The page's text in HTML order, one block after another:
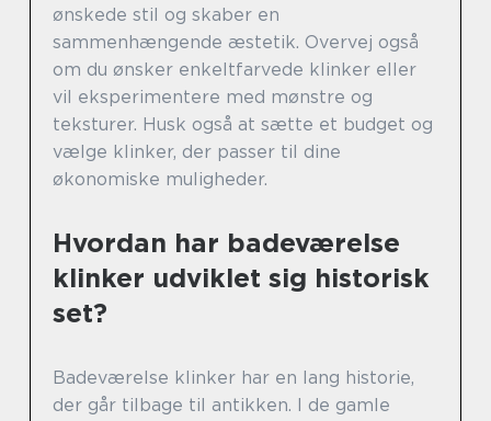
ønskede stil og skaber en
sammenhængende æstetik. Overvej også
om du ønsker enkeltfarvede klinker eller
vil eksperimentere med mønstre og
teksturer. Husk også at sætte et budget og
vælge klinker, der passer til dine
økonomiske muligheder.
Hvordan har badeværelse
klinker udviklet sig historisk
set?
Badeværelse klinker har en lang historie,
der går tilbage til antikken. I de gamle